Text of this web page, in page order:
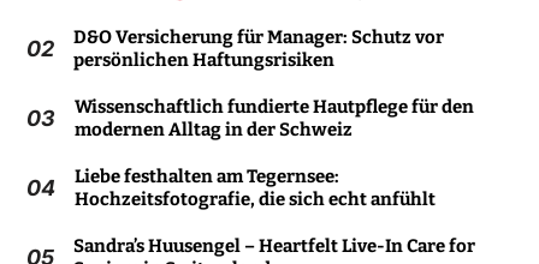
02
D&O Versicherung für Manager: Schutz vor
persönlichen Haftungsrisiken
03
Wissenschaftlich fundierte Hautpflege für den
modernen Alltag in der Schweiz
04
Liebe festhalten am Tegernsee:
Hochzeitsfotografie, die sich echt anfühlt
05
Sandra’s Huusengel – Heartfelt Live-In Care for